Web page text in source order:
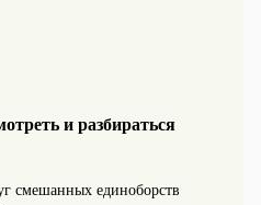
и разбираться
смешанных единоборств